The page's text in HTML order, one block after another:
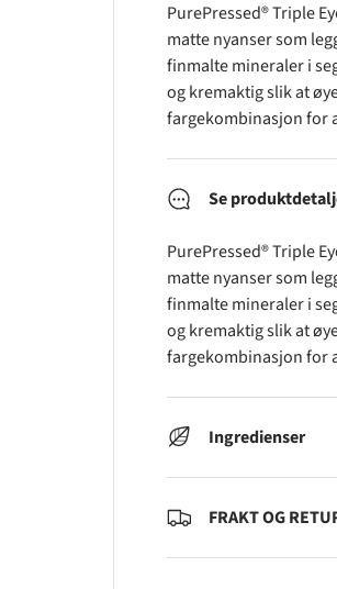
PurePressed® Triple
matte nyanser som
finmalte mineraler i
og kremaktig slik at
fargekombinasjon for
Se
PurePressed® Triple
matte nyanser som
finmalte mineraler i
og kremaktig slik at
fargekombinasjon for
Ingredienser
FRAKT OG